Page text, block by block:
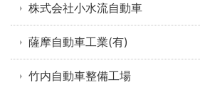
株式会社小水流自動車
薩摩自動車工業(有)
竹内自動車整備工場